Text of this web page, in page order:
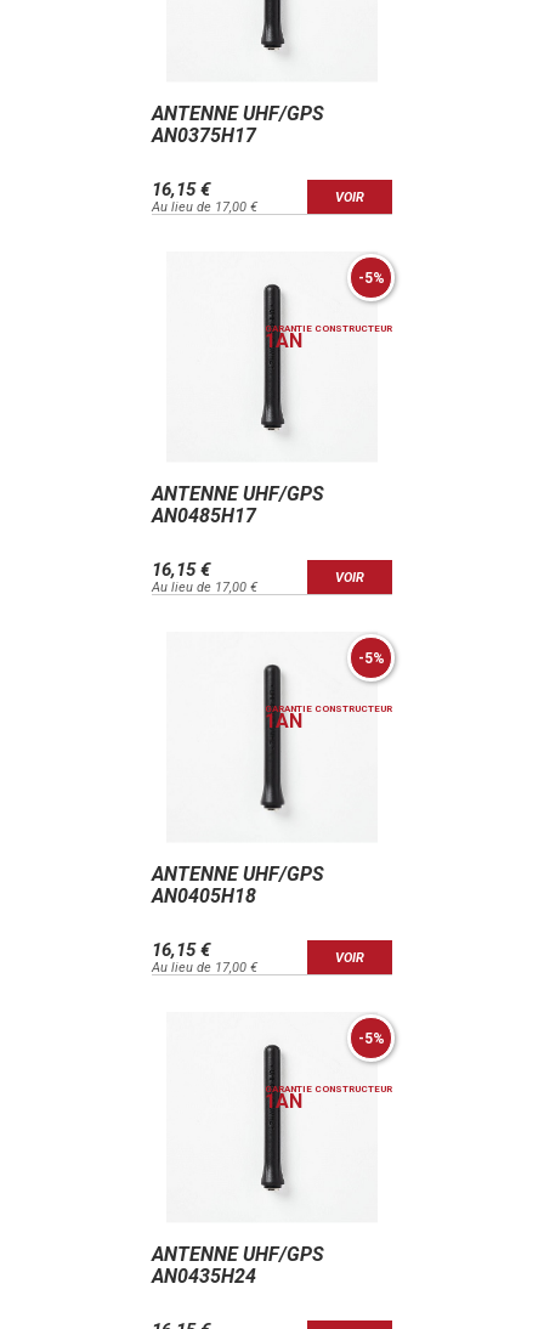
ANTENNE UHF/GPS
AN0375H17
16,15 €
Au lieu de 17,00 €
VOIR
-5%
GARANTIE CONSTRUCTEUR
1AN
ANTENNE UHF/GPS
AN0485H17
16,15 €
Au lieu de 17,00 €
VOIR
-5%
GARANTIE CONSTRUCTEUR
1AN
ANTENNE UHF/GPS
AN0405H18
16,15 €
Au lieu de 17,00 €
VOIR
-5%
GARANTIE CONSTRUCTEUR
1AN
ANTENNE UHF/GPS
AN0435H24